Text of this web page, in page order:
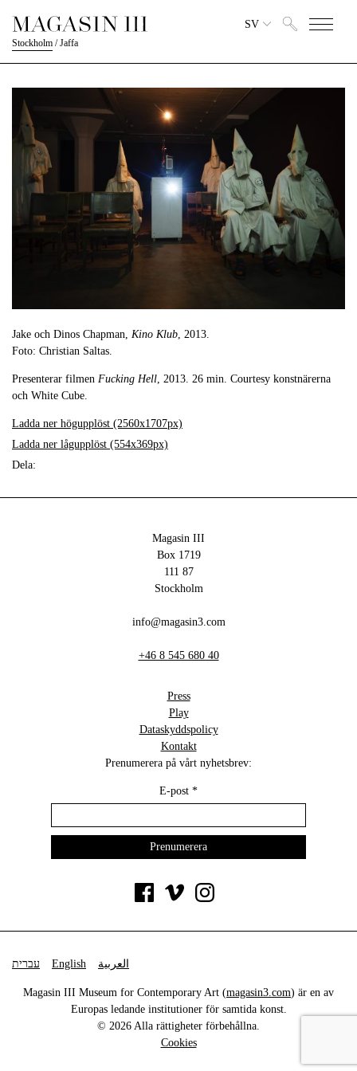
Stockholm /Jaffa
SV
Jake och Dinos Chapman, Kino Klub, 2013.
Foto: Christian Saltas.
Presenterar filmen Fucking Hell, 2013. 26 min. Courtesy konstnärerna
och White Cube.
Ladda ner högupplöst (2560x1707px)
Ladda ner lågupplöst (554x369px)
Dela:
Magasin III
Box 1719
111 87
Stockholm
info@magasin3.com
+46 8 545 680 40
Press
Play
Dataskyddspolicy
Kontakt
Prenumerera på vårt nyhetsbrev:
E-post *
עברית English العربية
Magasin III Museum for Contemporary Art (magasin3.com) är en av
Europas ledande institutioner för samtida konst.
© 2026 Alla rättigheter förbehållna.
Cookies